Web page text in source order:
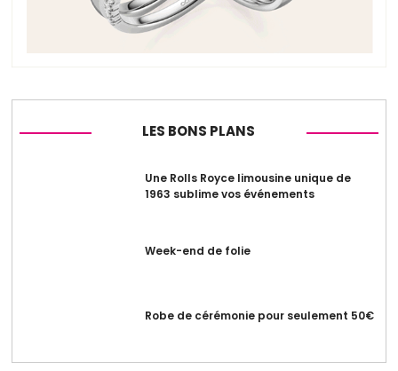
LES BONS PLANS
Une Rolls Royce limousine unique de
1963 sublime vos événements
Week-end de folie
Robe de cérémonie pour seulement 50€